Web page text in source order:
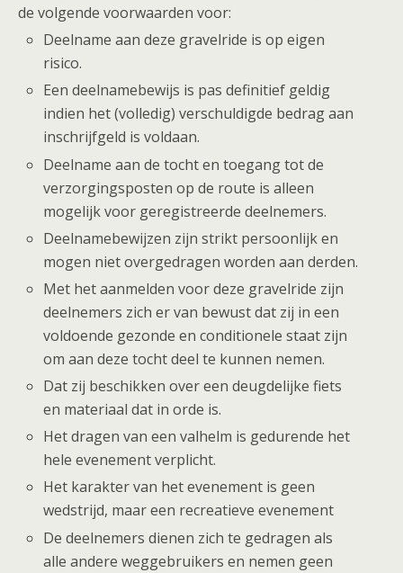
de volgende voorwaarden voor:
Deelname aan deze gravelride is op eigen
risico.
Een deelnamebewijs is pas definitief geldig
indien het (volledig) verschuldigde bedrag aan
inschrijfgeld is voldaan.
Deelname aan de tocht en toegang tot de
verzorgingsposten op de route is alleen
mogelijk voor geregistreerde deelnemers.
Deelnamebewijzen zijn strikt persoonlijk en
mogen niet overgedragen worden aan derden.
Met het aanmelden voor deze gravelride zijn
deelnemers zich er van bewust dat zij in een
voldoende gezonde en conditionele staat zijn
om aan deze tocht deel te kunnen nemen.
Dat zij beschikken over een deugdelijke fiets
en materiaal dat in orde is.
Het dragen van een valhelm is gedurende het
hele evenement verplicht.
Het karakter van het evenement is geen
wedstrijd, maar een recreatieve evenement
De deelnemers dienen zich te gedragen als
alle andere weggebruikers en nemen geen